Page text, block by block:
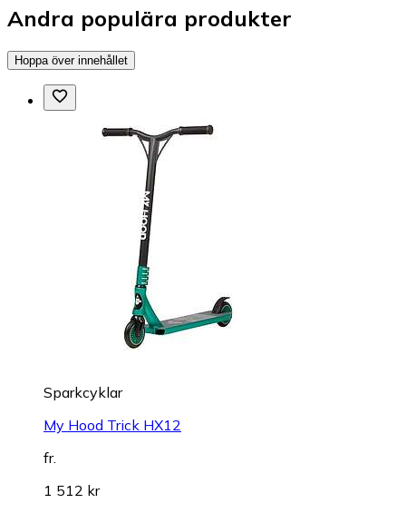
Andra populära produkter
Hoppa över innehållet
Sparkcyklar
My Hood Trick HX12
fr.
1 512 kr